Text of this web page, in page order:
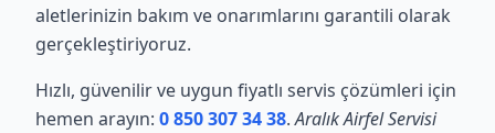
aletlerinizin bakım ve onarımlarını garantili olarak
gerçekleştiriyoruz.
Hızlı, güvenilir ve uygun fiyatlı servis çözümleri için
hemen arayın: 0 850 307 34 38.Aralık Airfel Servisi